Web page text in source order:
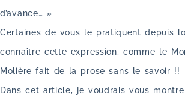
d’avance… »
Certaines de vous le pratiquent depuis
connaître cette expression, comme le
Molière fait de la prose sans le savoir !!
Dans cet article, je voudrais vous